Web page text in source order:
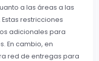
a las áreas a las
restricciones
adicionales para
En cambio, en
red de entregas para